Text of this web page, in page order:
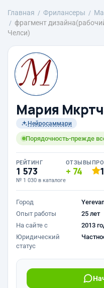
Главная Фрилансеры
фрагмент
Челси)
Mария
Нейросаммари
Порядочность-прежде
РЕЙТИНГ
1 573
№ 1 030 в каталоге
ОТЗЫВЫ
74
Город
Опыт работы
25 лет
На сайте с
2013
Юридический
статус